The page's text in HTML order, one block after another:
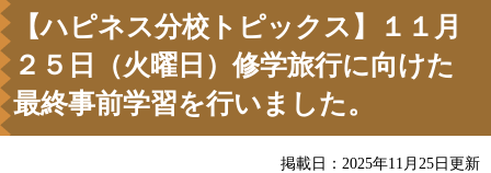
【ハピネス分校トピックス】１１月
２５日（火曜日）修学旅行に向けた
最終事前学習を行いました。
掲載日：2025年11月25日更新